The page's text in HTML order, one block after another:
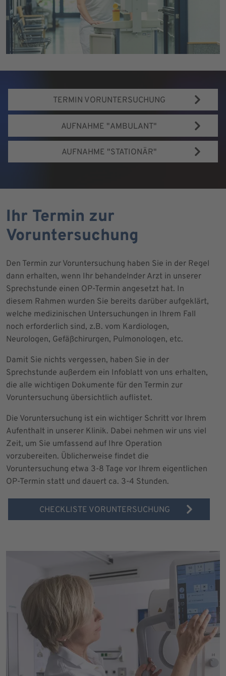
TERMIN VORUNTERSUCHUNG
AUFNAHME "AMBULANT"
AUFNAHME "STATIONÄR"
Ihr Termin zur
Voruntersuchung
Den Termin zur Voruntersuchung haben Sie in der Regel
dann erhalten, wenn Ihr behandelnder Arzt in unserer
Sprechstunde einen OP-Termin angesetzt hat. In
diesem Rahmen wurden Sie bereits darüber aufgeklärt,
welche medizinischen Untersuchungen in Ihrem Fall
noch erforderlich sind, z.B. vom Kardiologen,
Neurologen, Gefäßchirurgen, Pulmonologen, etc.
Damit Sie nichts vergessen, haben Sie in der
Sprechstunde außerdem ein Infoblatt von uns erhalten,
die alle wichtigen Dokumente für den Termin zur
Voruntersuchung übersichtlich auflistet.
Die Voruntersuchung ist ein wichtiger Schritt vor Ihrem
Aufenthalt in unserer Klinik. Dabei nehmen wir uns viel
Zeit, um Sie umfassend auf Ihre Operation
vorzubereiten. Üblicherweise findet die
Voruntersuchung etwa 3-8 Tage vor Ihrem eigentlichen
OP-Termin statt und dauert ca. 3-4 Stunden.
CHECKLISTE VORUNTERSUCHUNG